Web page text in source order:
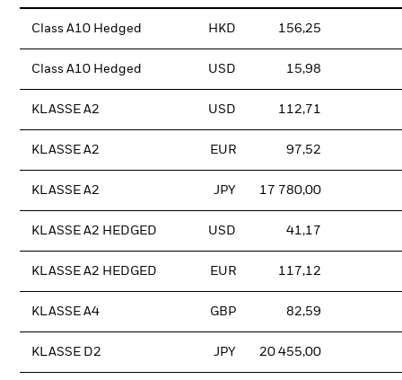
Class A10 Hedged HKD 156,25
Class A10 Hedged USD 15,98
KLASSE A2 USD 112,71
KLASSE A2 EUR 97,52
KLASSE A2 JPY 17 780,00
KLASSE A2 HEDGED USD 41,17
KLASSE A2 HEDGED EUR 117,12
KLASSE A4 GBP 82,59
KLASSE D2 JPY 20 455,00